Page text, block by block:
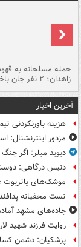
حمله مسلحانه به
زاهدان؛ ۲ نفر جان باختند
آخرین اخبار
هزینه باورنکردنی
مزدور اینترنشنال:
دیوید میلر: اگر
دنیس درگاهی:
موشک‌های پاتریوت
تست مخفیانه
جاده‌های مشهد
روایت فرزند شهید
پزشکیان: دشمن